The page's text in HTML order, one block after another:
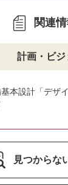
関連
計画・ビジ
本設計「デザ
見つからな